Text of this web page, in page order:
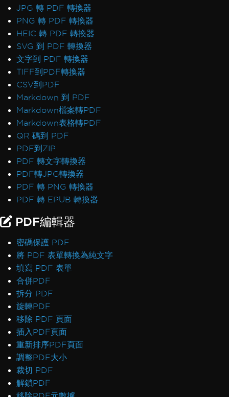
JPG 轉 PDF 轉換器
PNG 轉 PDF 轉換器
HEIC 轉 PDF 轉換器
SVG 到 PDF 轉換器
文字到 PDF 轉換器
TIFF到PDF轉換器
CSV到PDF
Markdown 到 PDF
Markdown檔案轉PDF
Markdown表格轉PDF
QR 碼到 PDF
PDF到ZIP
PDF 轉文字轉換器
PDF轉JPG轉換器
PDF 轉 PNG 轉換器
PDF 轉 EPUB 轉換器
PDF編輯器
密碼保護 PDF
將 PDF 表單轉換為純文字
填寫 PDF 表單
合併PDF
拆分 PDF
旋轉PDF
移除 PDF 頁面
插入PDF頁面
重新排序PDF頁面
調整PDF大小
裁切 PDF
解鎖PDF